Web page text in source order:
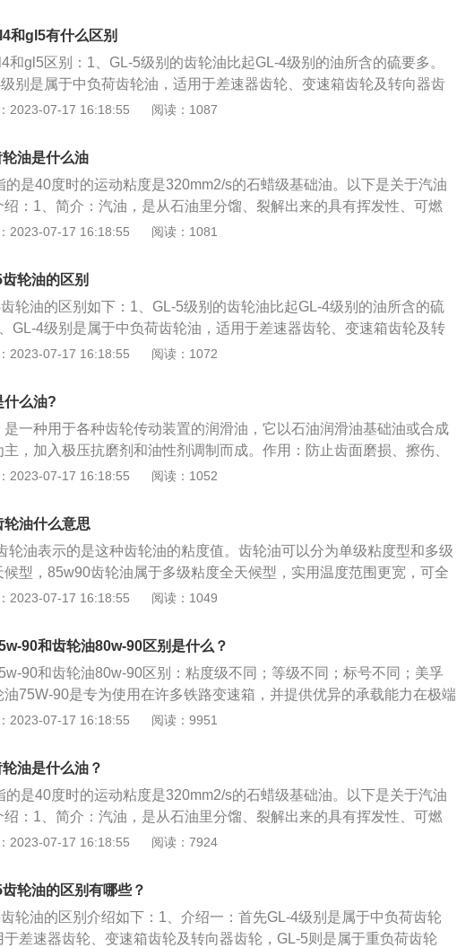
负荷齿轮油是一种润滑剂，适用于齿面接触应力小于1100n/mm2的工业
滑。ckd齿轮油：CKD是重负荷工业闭式齿轮油，抗氧化性能121摄氏
性能≥60磅。齿轮油的介绍：齿轮油应具有良好的抗磨、耐负荷性能和
度。具有良好的热氧化安定性、抗泡性、水分离性能和防锈性能。齿轮
优异的润滑油。齿轮油的性能：合适的粘度及良好的粘温性，粘度是齿
齿轮油最重要的性质、最主要的特点。是赖以防止运动中齿面磨损、擦
的性能。
和gl5有什么区别
和gl5区别：1、GL-5级别的齿轮油比起GL-4级别的油所含的硫要多。
别是属于中负荷齿轮油，适用于差速器齿轮、变速箱齿轮及转向器齿
5则是属于重负荷齿轮油，适用于工作条件特别苛刻的差速器齿轮及
是关于齿轮油的更多资料：1、齿轮油主要指变速器和后桥的润滑油，
在使用条件、自身成分和使用性能上均存在着差异。2、齿轮油主要起
和轴承、防止磨损和锈蚀、帮助齿轮散热等作用。3、汽车齿轮油用于
器、变速器以及驱动桥等齿轮传动机构中，由于齿轮传动时表面压力
齿轮油对齿轮的润滑、抗磨、冷却、散热、防腐防锈、洗涤和降低齿面
2023-07-17 16:18:55 阅读：1087
油是什么油
的是40度时的运动粘度是320mm2/s的石蜡级基础油。以下是关于汽油
绍：1、简介：汽油，是从石油里分馏、裂解出来的具有挥发性、可燃
混合物液体，可用作燃料。2、属性：外观为透明液体，可燃，馏程为3
具有较高的辛烷值（抗爆震燃烧性能），并按辛烷值的高低分为89号、
号、93号、95号、97号、98号等牌号，2012年1月起，汽油牌号90
、97号修改为89号、92号、95号。
2023-07-17 16:18:55 阅读：1081
轮油的区别
轮油的区别如下：1、GL-5级别的齿轮油比起GL-4级别的油所含的硫
GL-4级别是属于中负荷齿轮油，适用于差速器齿轮、变速箱齿轮及转
。3、GL-5则是属于重负荷齿轮油，适用于工作条件特别苛刻的差速器
油，它和机油在使用条件、自身成分和使用性能上均存在着差异。2、
要起润滑齿轮和轴承、防止磨损和锈蚀、帮助齿轮散热等作用。3、汽
用于汽车转向器、变速器以及驱动桥等齿轮传动机构中，由于齿轮传动
力高。所以齿轮油对齿轮的润滑、抗磨、冷却、散热、防腐防锈、洗涤
冲击与噪声等方面起着重要作用。
2023-07-17 16:18:55 阅读：1072
什么油?
是一种用于各种齿轮传动装置的润滑油，它以石油润滑油基础油或合成
主，加入极压抗磨剂和油性剂调制而成。作用：防止齿面磨损、擦伤、
延长其使用寿命，提高传递功率效率，减少功率损失。组成:齿轮油简单
基础油有500SN、650SN、150BS、200BS等，有的还采用合成油如P
等调合，一般GL-4、GL-5级的85W/90、85W/140及90、140油采用普
合则可，GL-4、GL-5的75W/90、80W/90则需要用合成油调合了。以下
辆齿轮油选择的具体介绍：1、粘度级别的选择：主要根据最低气温和
，并考虑换油周期的因素，以此来作为选择齿轮油粘度级别的依据。
齿轮油性能级别的依据。
2023-07-17 16:18:55 阅读：1052
轮油什么意思
轮油表示的是这种齿轮油的粘度值。齿轮油可以分为单级粘度型和多级
候型，85w90齿轮油属于多级粘度全天候型，实用温度范围更宽，可全
齿轮油粘度级别标识上的W表示低温型齿轮油，W前面的数字表示低温
度，数字越大，高温粘度越大，可耐温度更高。齿轮油是以石油润滑油
合成润滑油为主，加入极压抗磨剂和油性剂调制而成的一种润滑油，主
滑齿轮和轴承、防止磨损和锈蚀、帮助齿轮散热等作用，用于各种齿轮
，延长其使用寿命，提高传递功率效率。
2023-07-17 16:18:55 阅读：1049
90和齿轮油80w-90区别是什么？
90和齿轮油80w-90区别：粘度级不同；等级不同；标号不同；美孚
油75W-90是专为使用在许多铁路变速箱，并提供优异的承载能力在极端
冲击负荷的预期，美孚车用齿轮油80w-90与140是以高品质基础油和先
时所达到的运动粘是4.1mm2·s，达到150Pa·s的最高温度/℃是-40℃。
齿轮油在100℃时所达到的运动粘是7.0mm2·s，达到150Pa·s的最高温
。等级不同：齿轮油的粘度等级:轮油按100℃运动粘度和表观黏度为
时最高使用温度规定,分为75W、75W/90、80W/90、85W/90、9
和140七个粘度等级。标号不同：80的低温流动性好于75的。40的
日美韩系车辆，粘度较低，油膜较薄，减少发动机运转时的阻力。美孚
油75W-90(MobilSyntheticGearOil75W-90)是专为使用在许多铁路变速
供优异的承载能力在极端的压力和冲击负荷的预期。美孚车用齿轮油gx
2023-07-17 16:18:55 阅读：9951
油是什么油？
的是40度时的运动粘度是320mm2/s的石蜡级基础油。以下是关于汽油
绍：1、简介：汽油，是从石油里分馏、裂解出来的具有挥发性、可燃
混合物液体，可用作燃料。2、属性：外观为透明液体，可燃，馏程为3
具有较高的辛烷值（抗爆震燃烧性能），并按辛烷值的高低分为89号、
号、93号、95号、97号、98号等牌号，2012年1月起，汽油牌号90
、97号修改为89号、92号、95号。
2023-07-17 16:18:55 阅读：7924
轮油的区别有哪些？
轮油的区别介绍如下：1、介绍一：首先GL-4级别是属于中负荷齿轮
于差速器齿轮、变速箱齿轮及转向器齿轮，GL-5则是属于重负荷齿轮